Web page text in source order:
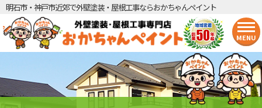
明石市・神戸市近郊で外壁塗装・屋根工事ならおかちゃんペイント
MENU